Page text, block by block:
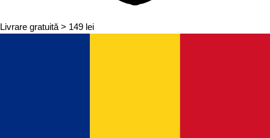
Livrare gratuită > 149 lei